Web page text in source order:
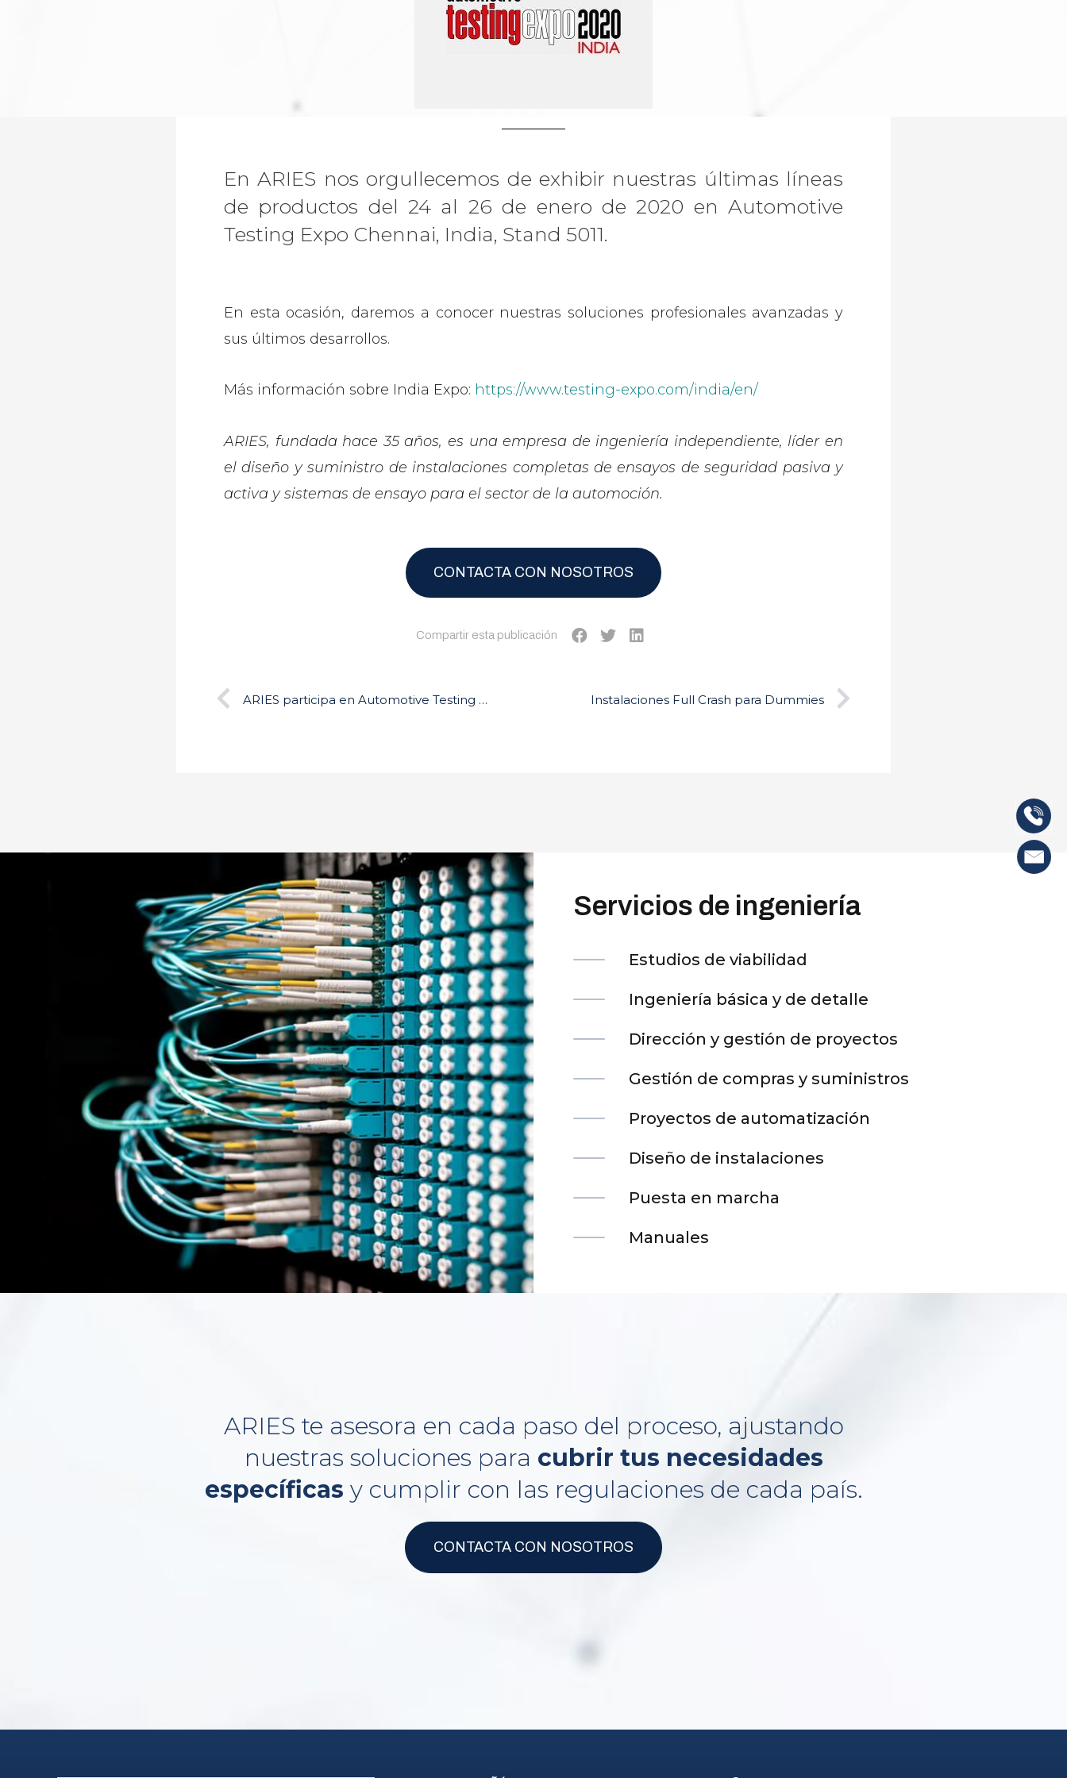
En ARIES nos orgullecemos de exhibir nuestras últimas líneas
de productos del 24 al 26 de enero de 2020 en Automotive
Testing Expo Chennai, India, Stand 5011.
En esta ocasión, daremos a conocer nuestras soluciones profesionales avanzadas y
sus últimos desarrollos.
Más información sobre India Expo: https://www.testing-expo.com/india/en/
ARIES, fundada hace 35 años, es una empresa de ingeniería independiente, líder en
el diseño y suministro de instalaciones completas de ensayos de seguridad pasiva y
activa y sistemas de ensayo para el sector de la automoción.
CONTACTA CON NOSOTROS
Compartir esta publicación
ARIES participa en Automotive Testing Expo Shanghai 2019 Instalaciones Full Crash para Dummies
Servicios de ingeniería
Estudios de viabilidad
Ingeniería básica y de detalle
Dirección y gestión de proyectos
Gestión de compras y suministros
Proyectos de automatización
Diseño de instalaciones
Puesta en marcha
Manuales
ARIES te asesora en cada paso del proceso, ajustando
nuestras soluciones para cubrir tus necesidades
específicas y cumplir con las regulaciones de cada país.
CONTACTA CON NOSOTROS